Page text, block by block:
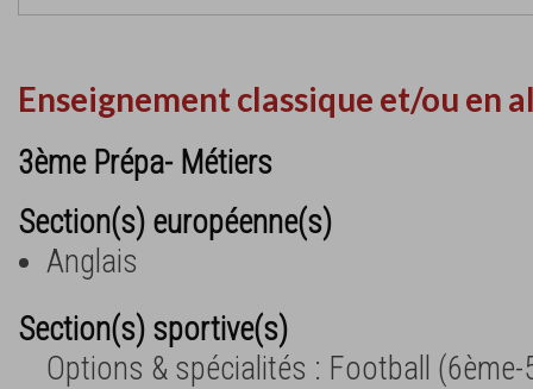
Enseignement classique et/ou en
3ème Prépa- Métiers
Section(s) européenne(s)
Anglais
Section(s) sportive(s)
Options & spécialités : Football (6ème-